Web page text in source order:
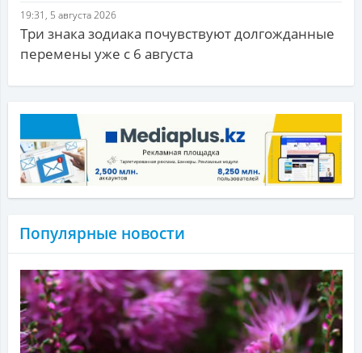
19:31, 5 августа 2026
Три знака зодиака почувствуют долгожданные
перемены уже с 6 августа
Популярные новости